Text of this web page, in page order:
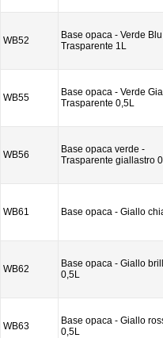
WB52
Base opaca - Verde Blu
Trasparente 1L
WB55
Base opaca - Verde
Trasparente 0,5L
WB56
Base opaca verde -
Trasparente giallastro
WB61 Base opaca - Giallo
WB62
Base opaca - Giallo
0,5L
WB63
Base opaca - Giallo
0,5L